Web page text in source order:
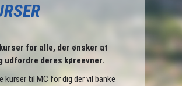
for alle, der ønsker at
udfordre deres køreevner.
kurser til MC for dig der vil banke